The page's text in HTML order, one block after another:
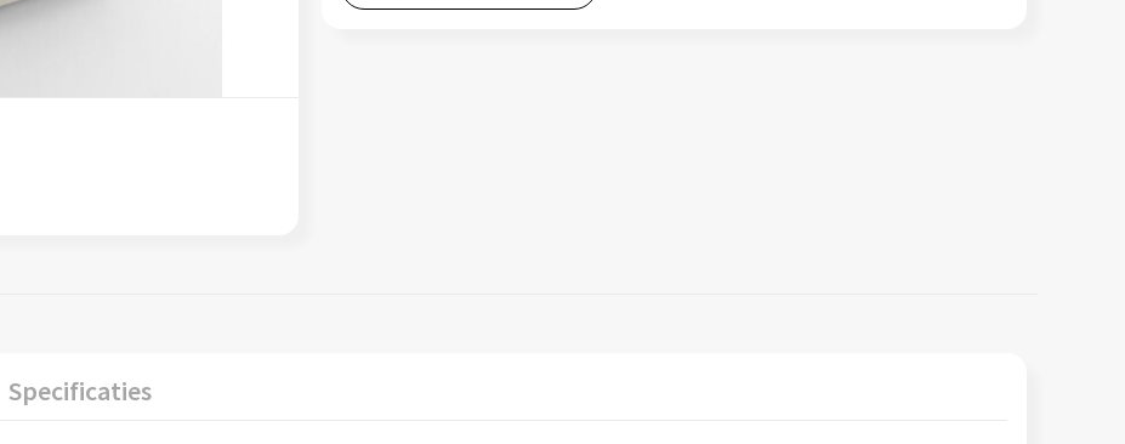
Specificaties